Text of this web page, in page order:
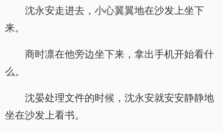
沈永安走进去，小心翼翼地在沙发上坐下
来。
商时凛在他旁边坐下来，拿出手机开始看什
么。
沈晏处理文件的时候，沈永安就安安静静地
坐在沙发上看书。